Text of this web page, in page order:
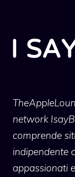
network
comprende
indipendente
appassionati